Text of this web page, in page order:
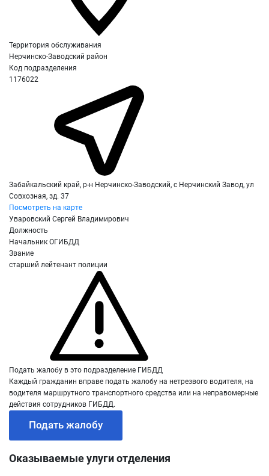
Территория обслуживания
Нерчинско-Заводский район
Код подразделения
1176022
Забайкальский край, р-н Нерчинско-Заводский, с Нерчинский Завод, ул
Совхозная, зд. 37
Посмотреть на карте
Уваровский Сергей Владимирович
Должность
Начальник ОГИБДД
Звание
старший лейтенант полиции
Подать жалобу в это подразделение ГИБДД
Каждый гражданин вправе подать жалобу на нетрезвого водителя, на
водителя маршрутного транспортного средства или на неправомерные
действия сотрудников ГИБДД.
Подать жалобу
Оказываемые улуги отделения